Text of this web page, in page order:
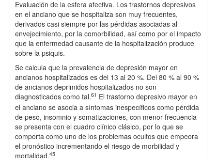
Evaluación de la esfera afectiva. Los trastornos depresivos
en el anciano que se hospitaliza son muy frecuentes,
derivados casi siempre por las pérdidas asociadas al
envejecimiento, por la comorbilidad, así como por el impacto
que la enfermedad causante de la hospitalización produce
sobre la psiquis.
Se calcula que la prevalencia de depresión mayor en
ancianos hospitalizados es del 13 al 20 %. Del 80 % al 90 %
de ancianos deprimidos hospitalizados no son
diagnosticados como tal.61 El trastorno depresivo mayor en
el anciano se asocia a síntomas inespecíficos como pérdida
de peso, insomnio y somatizaciones, con menor frecuencia
se presenta con el cuadro clínico clásico, por lo que se
comporta como uno de los problemas ocultos que empeora
el pronóstico incrementando el riesgo de morbilidad y
mortalidad.45